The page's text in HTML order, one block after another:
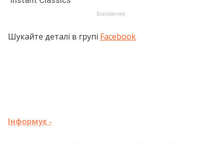
Шукайте деталі в групі Facebook
Інформує -